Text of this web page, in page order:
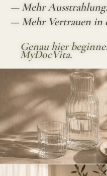
— Mehr Ausstrahlung.
— Mehr Vertrauen in
Genau hier
MyDocVita.